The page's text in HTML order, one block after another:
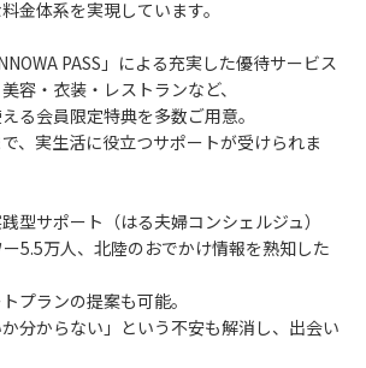
金体系を実現しています。
PASS」による充実した優待サービス
容・衣装・レストランなど、
る会員限定特典を多数ご用意。
、実生活に役立つサポートが受けられま
型サポート（はる夫婦コンシェルジュ）
5.5万人、北陸のおでかけ情報を熟知した
プランの提案も可能。
か分からない」という不安も解消し、出会い